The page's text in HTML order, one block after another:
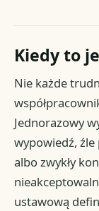
Kiedy to
Nie każde
Jednorazowy
wypowiedź,
albo zwykły
ustawową